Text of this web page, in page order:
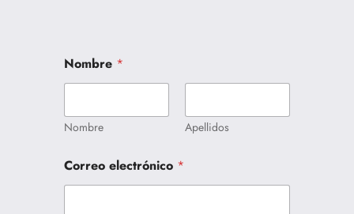
Nombre *
Nombre Apellidos
Correo electrónico *